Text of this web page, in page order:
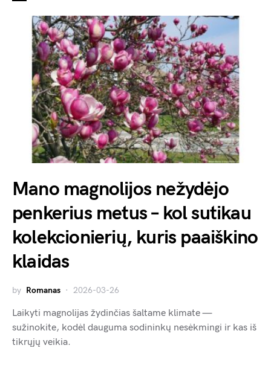
Mano magnolijos nežydėjo
penkerius metus – kol sutikau
kolekcionierių, kuris paaiškino
klaidas
by Romanas 2026-03-26
Laikyti magnolijas žydinčias šaltame klimate —
sužinokite, kodėl dauguma sodininkų nesėkmingi ir kas iš
tikrųjų veikia.